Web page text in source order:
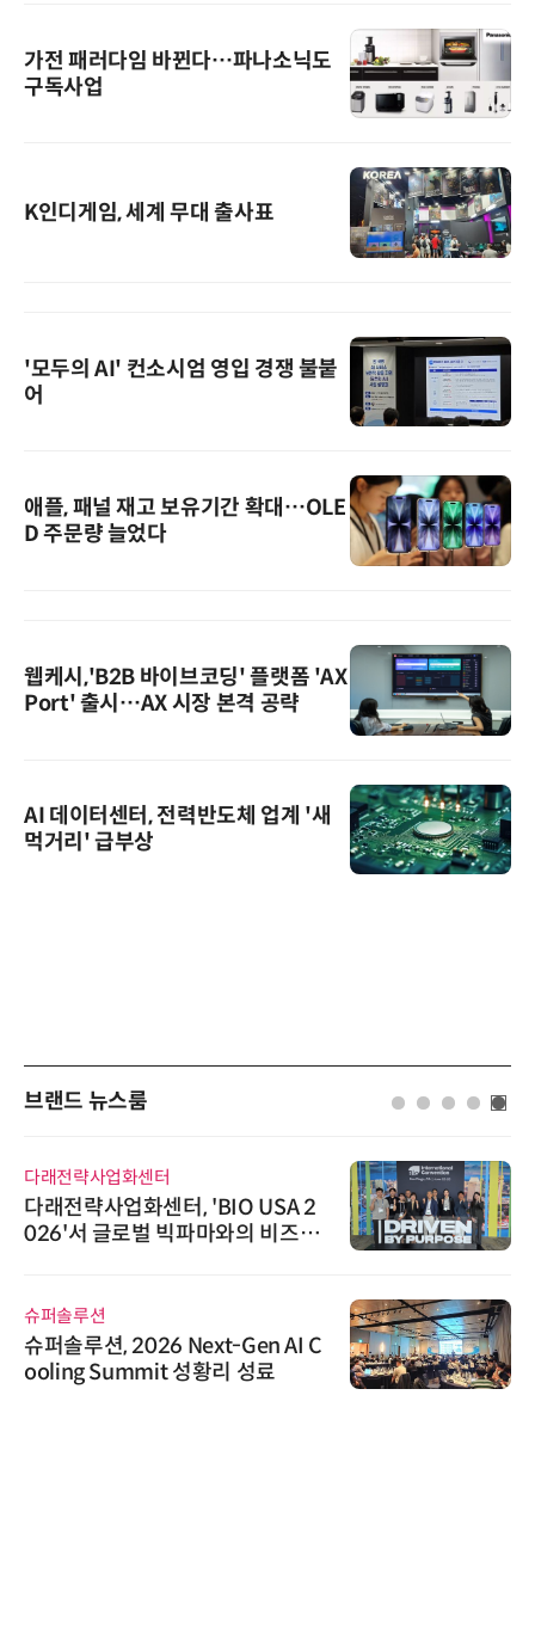
가전 패러다임 바뀐다…파나소닉도
구독사업
K인디게임, 세계 무대 출사표
'모두의 AI' 컨소시엄 영입 경쟁 불붙
어
애플, 패널 재고 보유기간 확대…OLE
D 주문량 늘었다
웹케시,'B2B 바이브코딩' 플랫폼 'AX
Port' 출시…AX 시장 본격 공략
AI 데이터센터, 전력반도체 업계 '새
먹거리' 급부상
브랜드 뉴스룸
다래전략사업화센터
다래전략사업화센터, 'BIO USA 2
026'서 글로벌 빅파마와의 비즈니
슈퍼솔루션
슈퍼솔루션, 2026 Next-Gen AI C
ooling Summit 성황리 성료